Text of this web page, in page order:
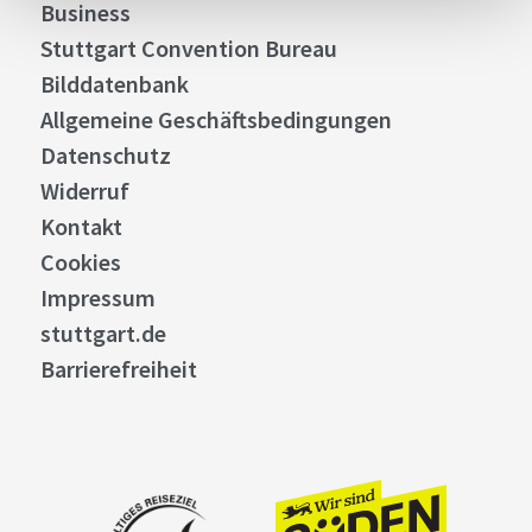
Business
Stuttgart Convention Bureau
Bilddatenbank
Allgemeine Geschäftsbedingungen
Datenschutz
Widerruf
Kontakt
Cookies
Impressum
stuttgart.de
Barrierefreiheit